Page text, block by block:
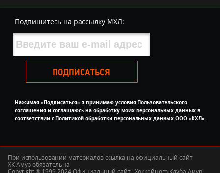
Подпишитесь на рассылку МХЛ:
ПОДПИСАТЬСЯ
Нажимая «Подписаться» я принимаю условия Пользовательского
соглашения и соглашаюсь на обработку моих персональных данных в
соответствии с Политикой обработки персональных данных ООО «КХЛ»
При использовании материалов ссылка на официальный сайт
ХК Амур обязательна
Copyright ® 1999-2024 Официальный сайт "Хоккейного Клуба Амур"